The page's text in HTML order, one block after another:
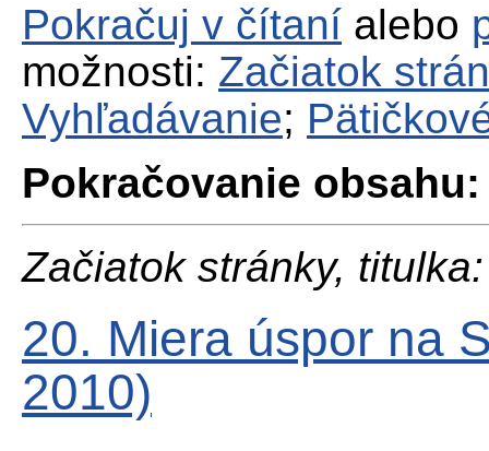
Pokračuj v čítaní alebo
možnosti: Začiatok
Vyhľadávanie;
Pokračovanie obsahu:
Začiatok stránky, titulka:
20. Miera úspor na
2010)